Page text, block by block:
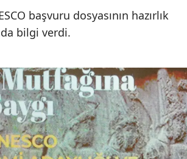
İstanbul
Kastamonu
Kayseri
Kırklareli
başvuru dosyasının hazırlık
bilgi verdi.